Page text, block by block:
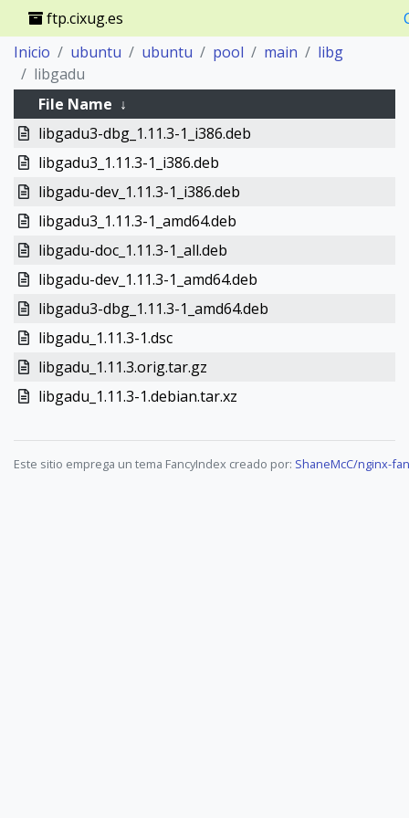
ftp.cixug.es
Inicio
ubuntu ubuntu pool main
libg
libgadu
File Name ↓
libgadu3-dbg_1.11.3-1_i386.deb
libgadu3_1.11.3-1_i386.deb
libgadu-dev_1.11.3-1_i386.deb
libgadu3_1.11.3-1_amd64.deb
libgadu-doc_1.11.3-1_all.deb
libgadu-dev_1.11.3-1_amd64.deb
libgadu3-dbg_1.11.3-1_amd64.deb
libgadu_1.11.3-1.dsc
libgadu_1.11.3.orig.tar.gz
libgadu_1.11.3-1.debian.tar.xz
Este sitio emprega un tema FancyIndex creado por: ShaneMcC/nginx-